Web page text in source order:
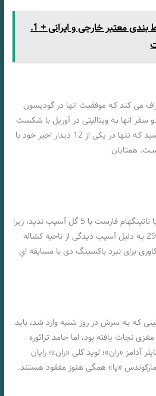
30 سایت شرط بندی معتبر خارجی و ایرانی + 1.
می کند کـه موفقیت انها در گودیسون
سفر انها بـه ویتالیتی در آوریل با شکست
2-1 مقابل بورنموث بـه اتمام رسید کـه تنها در یکی از 12 دیدار اخیر خود با
همتایان
بورنموث از بازی تماشایی خود با ناتینگهام فارست با 5 گل آسيب ندید، زیرا
لوئیس کوک هافبک در دقیقه 29 بـه دلیل آسیب دیدگی از ناحیه کشاله
برای نبرد باکسینگ دی با مسابقه اي
کـه بـه سرش در روز شنبه وارد شد، باید
نجات یافته بود، اما حامد ترائوره
آدامز «ران»؛ لوید کلی «ران»؛ رایان
مارکوندس «پا» همگی هنوز مفقود هستند.